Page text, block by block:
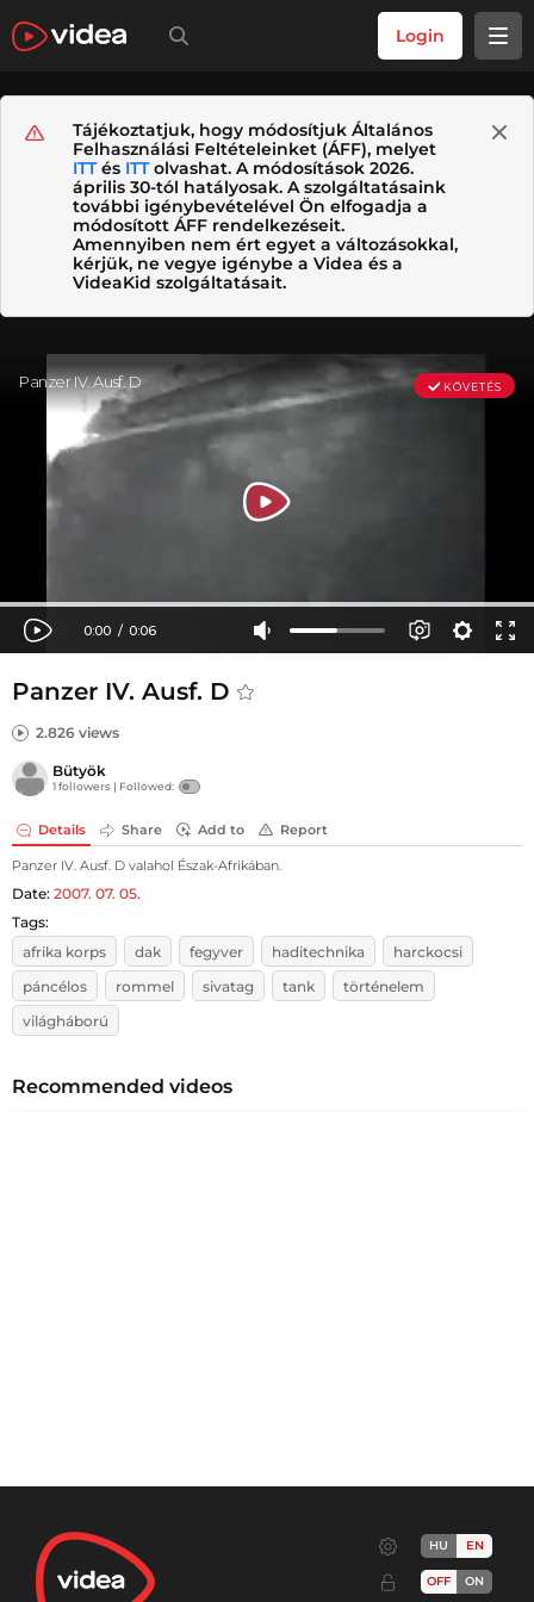
Login
Tájékoztatjuk, hogy módosítjuk Általános
Felhasználási Feltételeinket (ÁFF), melyet
ITTés ITTolvashat. A módosítások 2026.
április 30-tól hatályosak. A szolgáltatásaink
további igénybevételével Ön elfogadja a
módosított ÁFF rendelkezéseit.
Amennyiben nem ért egyet a változásokkal,
kérjük, ne vegye igénybe a Videa és a
VideaKid szolgáltatásait.
Panzer IV. Ausf. D
2.826 views
Bütyök
1 followers | Followed:
Details Share Add to Report
Panzer IV. Ausf. D valahol Észak-Afrikában.
Date: 2007. 07. 05.
Tags:
afrika korps
dak fegyver haditechnika
harckocsi
páncélos
rommel sivatag tank
történelem
világháború
Recommended videos
HU EN
OFF ON